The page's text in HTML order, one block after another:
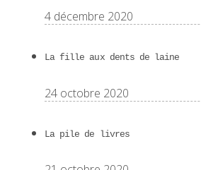
4 décembre 2020
La fille aux dents de laine
24 octobre 2020
La pile de livres